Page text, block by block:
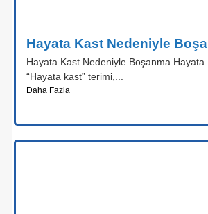
Hayata Kast Nedeniyle
Hayata Kast Nedeniyle Boşanma Hayata
“Hayata kast” terimi,...
Daha Fazla